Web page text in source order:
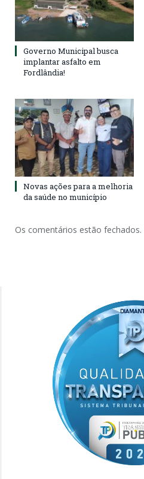
Governo Municipal busca
implantar asfalto em
Fordlândia!
Novas ações para a melhoria
da saúde no município
Os comentários estão fechados.